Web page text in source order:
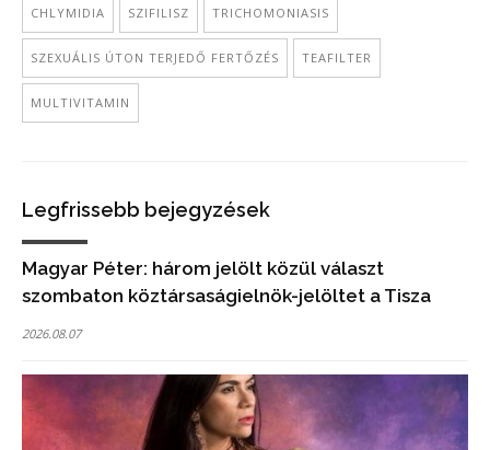
CHLYMIDIA SZIFILISZ TRICHOMONIASIS
SZEXUÁLIS ÚTON TERJEDŐ FERTŐZÉS TEAFILTER
MULTIVITAMIN
Legfrissebb bejegyzések
Magyar Péter: három jelölt közül választ
szombaton köztársaságielnök-jelöltet a Tisza
2026.08.07